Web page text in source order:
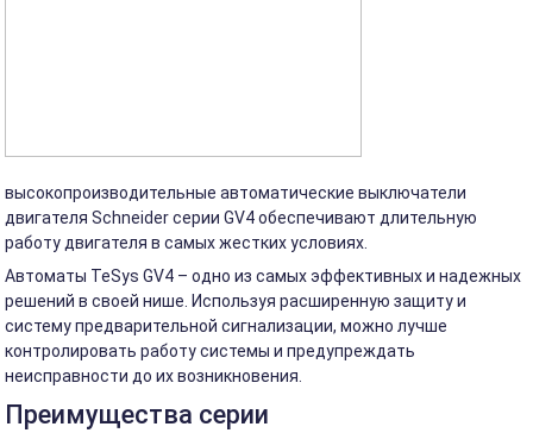
высокопроизводительные автоматические выключатели
двигателя Schneider серии GV4 обеспечивают длительную
работу двигателя в самых жестких условиях.
Автоматы TeSys GV4 – одно из самых эффективных и надежных
решений в своей нише. Используя расширенную защиту и
систему предварительной сигнализации, можно лучше
контролировать работу системы и предупреждать
неисправности до их возникновения.
Преимущества серии